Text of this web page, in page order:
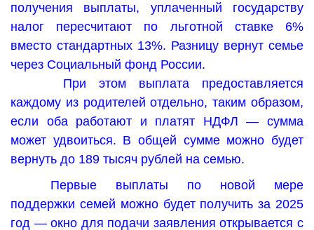
получения выплаты, уплаченный государству
налог пересчитают по льготной ставке 6%
вместо стандартных 13%. Разницу вернут семье
через Социальный фонд России.
При этом выплата предоставляется
каждому из родителей отдельно, таким образом,
если оба работают и платят НДФЛ — сумма
может удвоиться. В общей сумме можно будет
вернуть до 189 тысяч рублей на семью.
Первые выплаты по новой мере
поддержки семей можно будет получить за 2025
год — окно для подачи заявления открывается с